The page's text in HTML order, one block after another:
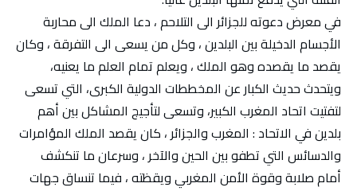
في معرض دعوته للجزائر الى التلاحم ، دعا الملك الى محاربة
الأجسام الدخيلة بين البلدين ، وكل من يسعى الى التفرقة ، وكان
يقصد ما يقصده وهو الملك ، ويعلم تمام العلم ما يعنيه،
ويتحدث حديث الكبار عن المخططات الدولية الكبرى، التي تسعى
لتفتيت اتحاد المغرب الكبير، وتسعى لتأجيج المشاكل بين أهم
بلدين في الاتحاد : المغرب والجزائر ، كان يقصد الملك المؤامرات
والدسائس التي تطفو بين الحين والآخر ، وسرعان ما تنكشف
أمام صلابة وقوة الأمن المغربي ويقظته ، فيما تنساق جهات